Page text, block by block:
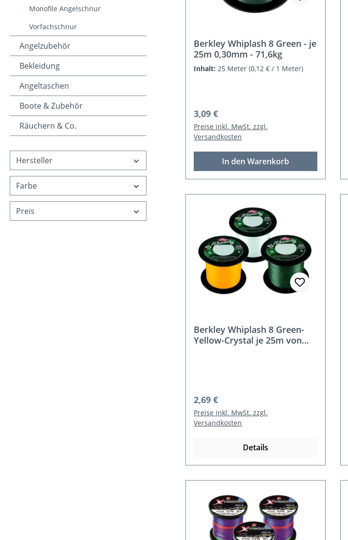
Monofile Angelschnur
Vorfachschnur
Angelzubehör
Bekleidung
Angeltaschen
Boote & Zubehör
Räuchern & Co.
Hersteller
Farbe
Preis
Berkley Whiplash 8 Green - je
25m 0,30mm - 71,6kg
Inhalt: 25 Meter (0,12 € / 1 Meter)
Regulärer Preis:
3,09 €
Preise inkl. MwSt. zzgl.
Versandkosten
In den Warenkorb
Berkley Whiplash 8 Green-
Yellow-Crystal je 25m von
Regulärer Preis:
2,69 €
Preise inkl. MwSt. zzgl.
Versandkosten
Details